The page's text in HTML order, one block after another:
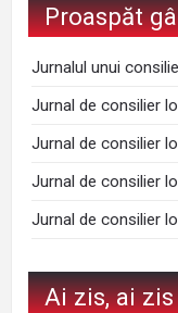
Proaspăt
Jurnalul unui
Jurnal de consilier
Jurnal de consilier
Jurnal de consilier
Jurnal de consilier
Ai zis, ai zis